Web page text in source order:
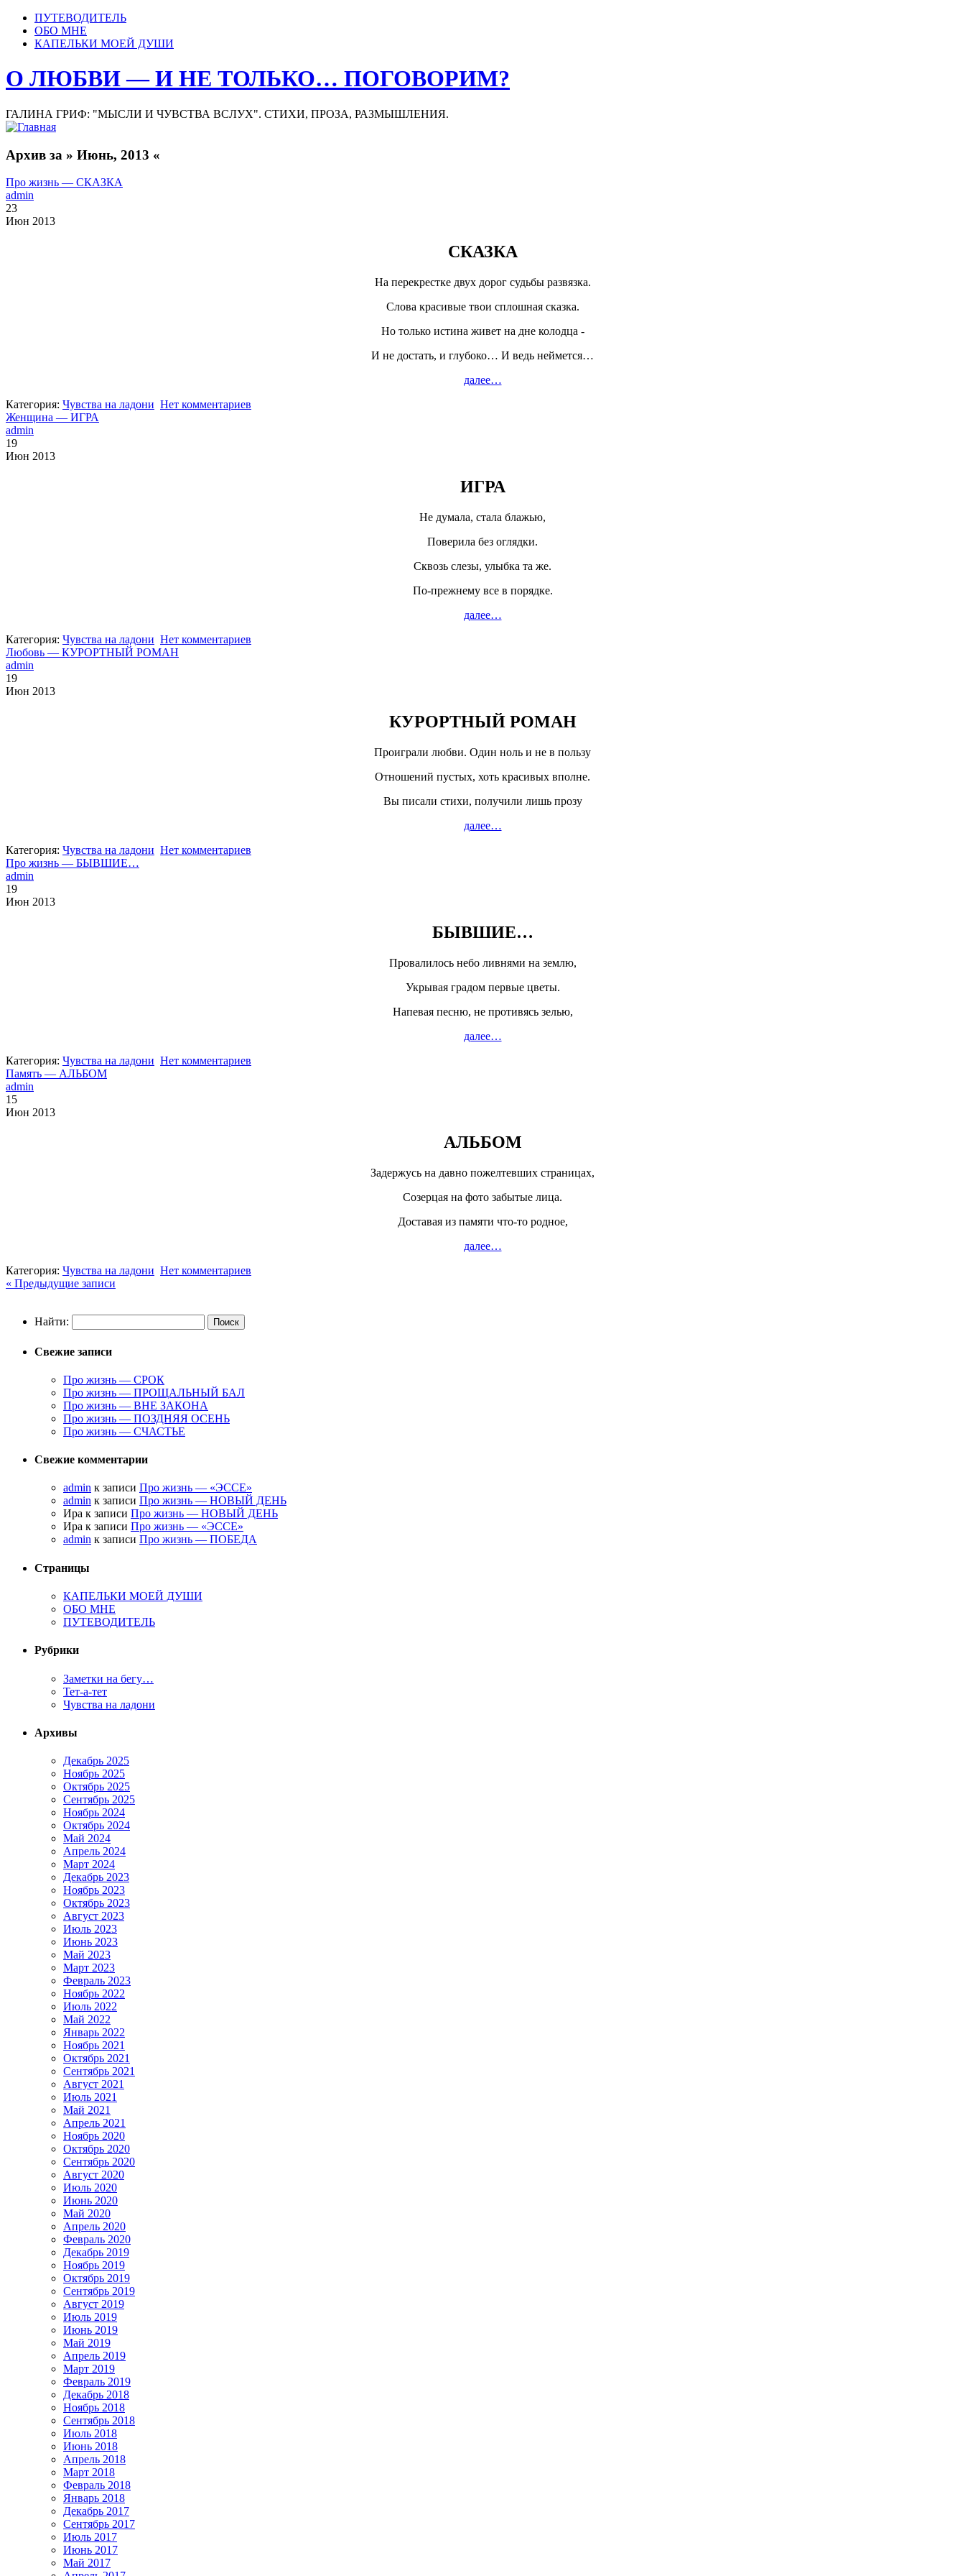
ПУТЕВОДИТЕЛЬ
ОБО МНЕ
КАПЕЛЬКИ МОЕЙ ДУШИ
О ЛЮБВИ — И НЕ ТОЛЬКО… ПОГОВОРИМ?
ГАЛИНА ГРИФ: "МЫСЛИ И ЧУВСТВА ВСЛУХ". СТИХИ, ПРОЗА, РАЗМЫШЛЕНИЯ.
Архив за » Июнь, 2013 «
Про жизнь — СКАЗКА
admin
23
Июн 2013
СКАЗКА
На перекрестке двух дорог судьбы развязка.
Слова красивые твои сплошная сказка.
Но только истина живет на дне колодца -
И не достать, и глубоко… И ведь неймется…
далее…
Категория: Чувства на ладони Нет комментариев
Женщина — ИГРА
admin
19
Июн 2013
ИГРА
Не думала, стала блажью,
Поверила без оглядки.
Сквозь слезы, улыбка та же.
По-прежнему все в порядке.
далее…
Категория: Чувства на ладони Нет комментариев
Любовь — КУРОРТНЫЙ РОМАН
admin
19
Июн 2013
КУРОРТНЫЙ РОМАН
Проиграли любви. Один ноль и не в пользу
Отношений пустых, хоть красивых вполне.
Вы писали стихи, получили лишь прозу
далее…
Категория: Чувства на ладони Нет комментариев
Про жизнь — БЫВШИЕ…
admin
19
Июн 2013
БЫВШИЕ…
Провалилось небо ливнями на землю,
Укрывая градом первые цветы.
Напевая песню, не противясь зелью,
далее…
Категория: Чувства на ладони Нет комментариев
Память — АЛЬБОМ
admin
15
Июн 2013
АЛЬБОМ
Задержусь на давно пожелтевших страницах,
Созерцая на фото забытые лица.
Доставая из памяти что-то родное,
далее…
Категория: Чувства на ладони Нет комментариев
« Предыдущие записи
Найти:
Свежие записи
Про жизнь — СРОК
Про жизнь — ПРОЩАЛЬНЫЙ БАЛ
Про жизнь — ВНЕ ЗАКОНА
Про жизнь — ПОЗДНЯЯ ОСЕНЬ
Про жизнь — СЧАСТЬЕ
Свежие комментарии
admin к записи Про жизнь — «ЭССЕ»
admin к записи Про жизнь — НОВЫЙ ДЕНЬ
Ира к записи Про жизнь — НОВЫЙ ДЕНЬ
Ира к записи Про жизнь — «ЭССЕ»
admin к записи Про жизнь — ПОБЕДА
Страницы
КАПЕЛЬКИ МОЕЙ ДУШИ
ОБО МНЕ
ПУТЕВОДИТЕЛЬ
Рубрики
Заметки на бегу…
Тет-а-тет
Чувства на ладони
Архивы
Декабрь 2025
Ноябрь 2025
Октябрь 2025
Сентябрь 2025
Ноябрь 2024
Октябрь 2024
Май 2024
Апрель 2024
Март 2024
Декабрь 2023
Ноябрь 2023
Октябрь 2023
Август 2023
Июль 2023
Июнь 2023
Май 2023
Март 2023
Февраль 2023
Ноябрь 2022
Июль 2022
Май 2022
Январь 2022
Ноябрь 2021
Октябрь 2021
Сентябрь 2021
Август 2021
Июль 2021
Май 2021
Апрель 2021
Ноябрь 2020
Октябрь 2020
Сентябрь 2020
Август 2020
Июль 2020
Июнь 2020
Май 2020
Апрель 2020
Февраль 2020
Декабрь 2019
Ноябрь 2019
Октябрь 2019
Сентябрь 2019
Август 2019
Июль 2019
Июнь 2019
Май 2019
Апрель 2019
Март 2019
Февраль 2019
Декабрь 2018
Ноябрь 2018
Сентябрь 2018
Июль 2018
Июнь 2018
Апрель 2018
Март 2018
Февраль 2018
Январь 2018
Декабрь 2017
Сентябрь 2017
Июль 2017
Июнь 2017
Май 2017